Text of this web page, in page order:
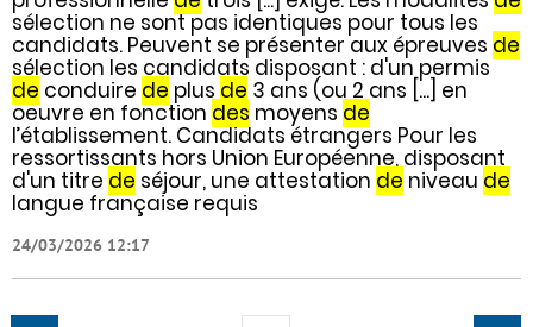
sélection ne sont pas identiques pour tous les
candidats. Peuvent se présenter aux épreuves de
sélection les candidats disposant : d'un permis
de conduire de plus de 3 ans (ou 2 ans [...] en
oeuvre en fonction des moyens de
l’établissement. Candidats étrangers Pour les
ressortissants hors Union Européenne, disposant
d'un titre de séjour, une attestation de niveau de
langue française requis
24/03/2026 12:17